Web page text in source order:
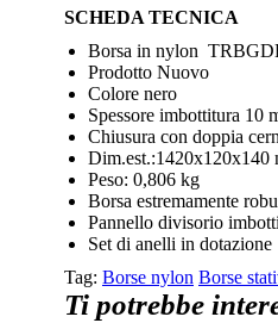
SCHEDA TECNICA
Borsa in nylon
Prodotto Nuovo
Colore nero
Spessore imbottitura 10
Chiusura con doppia
Dim.est.:1420x120x140
Peso: 0,806 kg
Borsa estremamente
Pannello divisorio
Set di anelli in
Tag: Borse nylon Borse
Ti potrebbe